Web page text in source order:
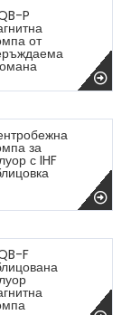
P
от
за
с IHF
F